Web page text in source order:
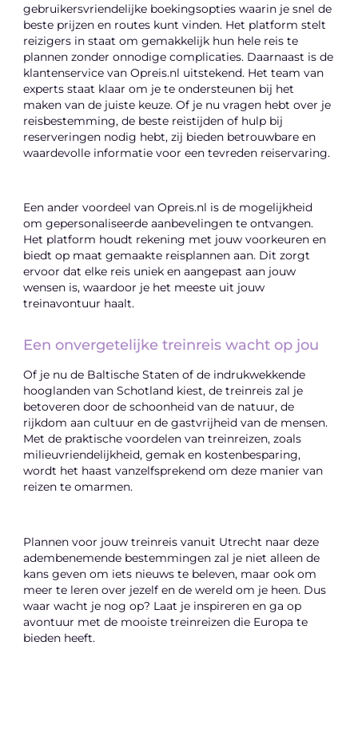
gebruikersvriendelijke boekingsopties waarin je snel de
beste prijzen en routes kunt vinden. Het platform stelt
reizigers in staat om gemakkelijk hun hele reis te
plannen zonder onnodige complicaties. Daarnaast is de
klantenservice van Opreis.nl uitstekend. Het team van
experts staat klaar om je te ondersteunen bij het
maken van de juiste keuze. Of je nu vragen hebt over je
reisbestemming, de beste reistijden of hulp bij
reserveringen nodig hebt, zij bieden betrouwbare en
waardevolle informatie voor een tevreden reiservaring.
Een ander voordeel van Opreis.nl is de mogelijkheid
om gepersonaliseerde aanbevelingen te ontvangen.
Het platform houdt rekening met jouw voorkeuren en
biedt op maat gemaakte reisplannen aan. Dit zorgt
ervoor dat elke reis uniek en aangepast aan jouw
wensen is, waardoor je het meeste uit jouw
treinavontuur haalt.
Een onvergetelijke treinreis wacht op jou
Of je nu de Baltische Staten of de indrukwekkende
hooglanden van Schotland kiest, de treinreis zal je
betoveren door de schoonheid van de natuur, de
rijkdom aan cultuur en de gastvrijheid van de mensen.
Met de praktische voordelen van treinreizen, zoals
milieuvriendelijkheid, gemak en kostenbesparing,
wordt het haast vanzelfsprekend om deze manier van
reizen te omarmen.
Plannen voor jouw treinreis vanuit Utrecht naar deze
adembenemende bestemmingen zal je niet alleen de
kans geven om iets nieuws te beleven, maar ook om
meer te leren over jezelf en de wereld om je heen. Dus
waar wacht je nog op? Laat je inspireren en ga op
avontuur met de mooiste treinreizen die Europa te
bieden heeft.